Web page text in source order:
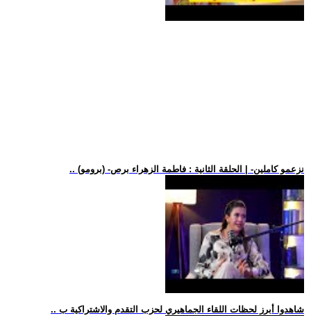
.. (برومو) -نزعمو كاملين- | الحلقة الثانية : فاطمة الزهراء برص
.. شاهدوا أبرز لحظات اللقاء الجماهيري لحزب التقدم والاشتراكية ب